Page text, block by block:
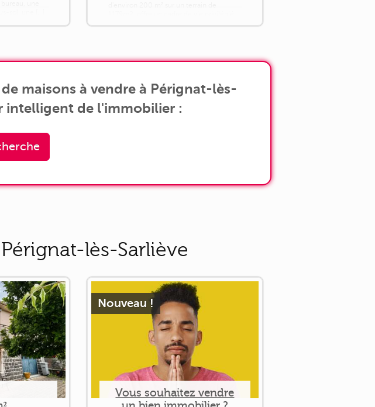
maisons à vendre à Pérignat-lès-
intelligent de l'immobilier :
lès-Sarliève
Nouveau !
Vous souhaitez vendre